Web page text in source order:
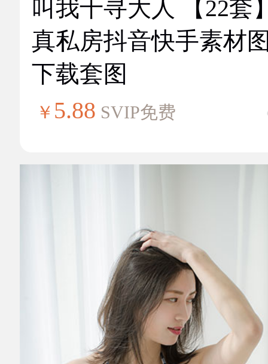
叫我千寻大人 【22套
真私房抖音快手素材
下载套图
￥ 5.88 SVIP免费